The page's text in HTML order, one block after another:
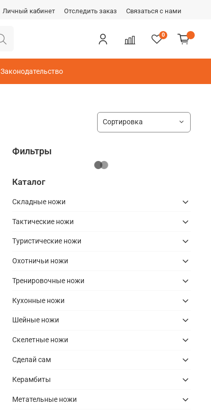
Личный кабинет Отследить заказ Связаться с нами
0
Законодательство
Фильтры
Каталог
Складные ножи
Тактические ножи
Туристические ножи
Охотничьи ножи
Тренировочные ножи
Кухонные ножи
Шейные ножи
Скелетные ножи
Сделай сам
Керамбиты
Метательные ножи